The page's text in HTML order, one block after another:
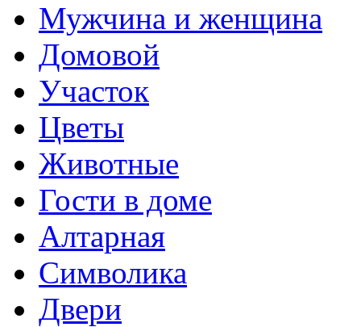
Мужчина и женщина
Домовой
Участок
Цветы
Животные
Гости в доме
Алтарная
Символика
Двери